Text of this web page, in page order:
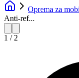
Oprema za
Anti-ref...
1 / 2